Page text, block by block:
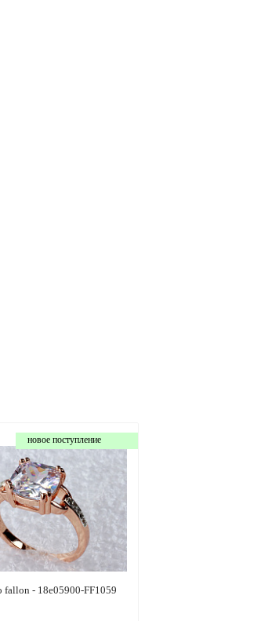
новое поступление
fallon - 18e05900-FF1059